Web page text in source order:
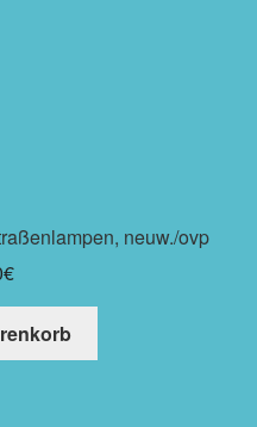
neuw./ovp
€